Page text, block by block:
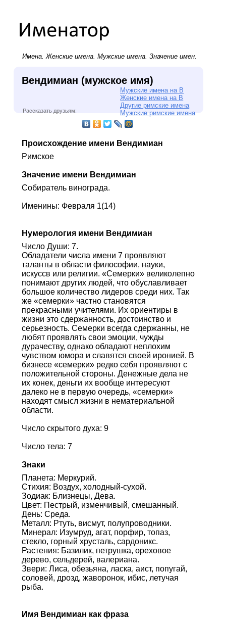
Имена.Женские имена. Мужские имена. Значение имен.
Вендимиан (мужское имя)
Мужские имена на В
Женские имена на В
Другие римские имена
Мужские римские имена
Рассказать друзьям:
Происхождение имени Вендимиан
Римское
Значение имени Вендимиан
Собиратель винограда.
Именины: Февраля 1(14)
Нумерология имени Вендимиан
Число Души: 7.
Обладатели числа имени 7 проявляют
таланты в области философии, науки,
искуссв или религии. «Семерки» великолепно
понимают других людей, что обуславливает
большое количество лидеров среди них. Так
же «семерки» частно становятся
прекрасными учителями. Их ориентиры в
жизни это сдержанность, достоинство и
серьезность. Семерки всегда сдержанны, не
любят проявлять свои эмоции, чужды
дурачеству, однако обладают неплохим
чувством юмора и славятся своей иронией. В
бизнесе «семерки» редко себя проявляют с
положительной стороны. Денежные дела не
их конек, деньги их вообще интересуют
далеко не в первую очередь, «семерки»
находят смысл жизни в нематериальной
области.
Число скрытого духа: 9
Число тела: 7
Знаки
Планета: Меркурий.
Стихия: Воздух, холодный-сухой.
Зодиак: Близнецы, Дева.
Цвет: Пестрый, изменчивый, смешанный.
День: Среда.
Металл: Ртуть, висмут, полупроводники.
Минерал: Изумруд, агат, порфир, топаз,
стекло, горный хрусталь, сардоникс.
Растения: Базилик, петрушка, ореховое
дерево, сельдерей, валериана.
Звери: Лиса, обезьяна, ласка, аист, попугай,
соловей, дрозд, жаворонок, ибис, летучая
рыба.
Имя Вендимиан как фраза